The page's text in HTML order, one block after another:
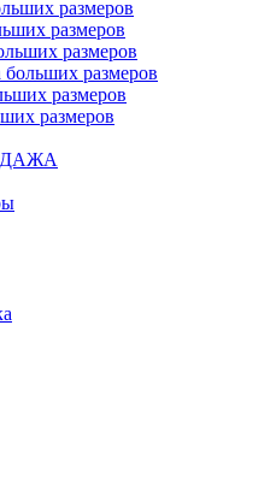
размеров
размеров
размеров
размеров
размеров
размеров